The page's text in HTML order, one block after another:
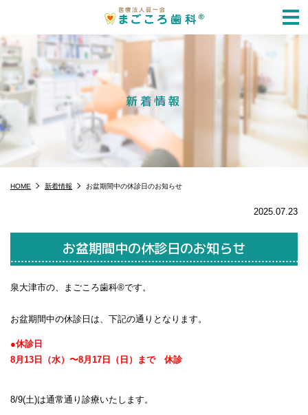
新着情報
HOME 新着情報 お盆期間中の休診日のお知らせ
2025.07.23
お盆期間中の休診日のお知らせ
泉大津市の、まごころ歯科®️です。
お盆期間中の休診日は、下記の通りとなります。
●休診日
8月13日（水）〜8月17日（日）まで 休診
8/9(土)は通常通り診療いたします。